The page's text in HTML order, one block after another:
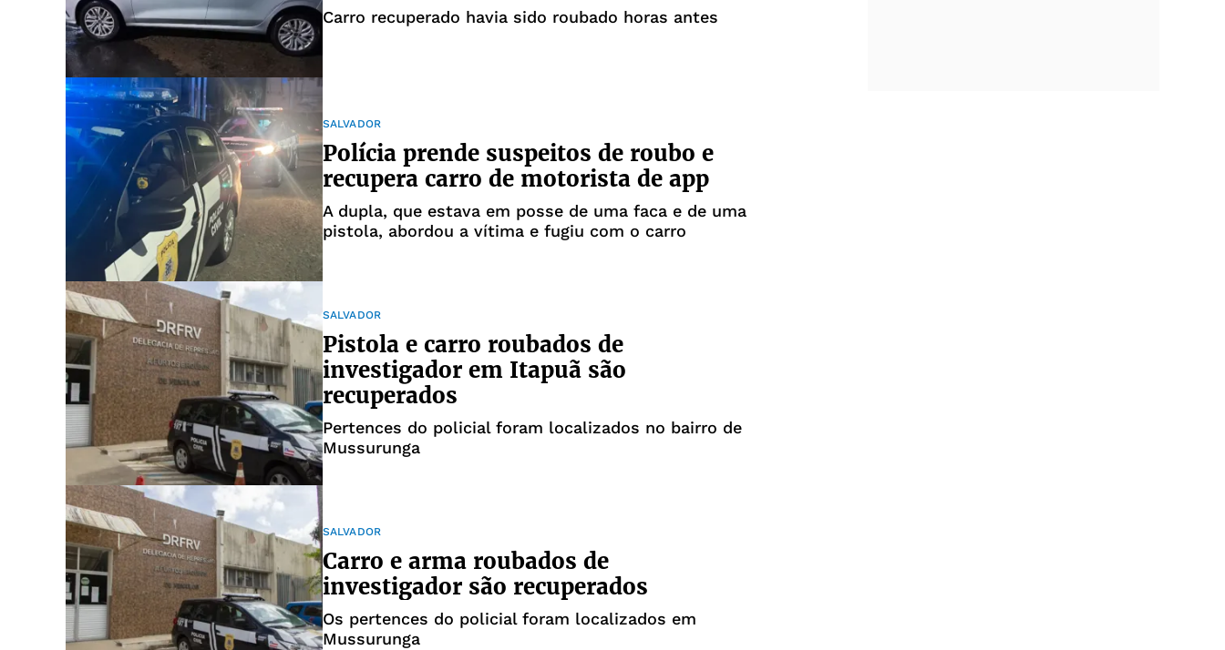
Carro recuperado havia sido roubado horas antes
SALVADOR
Polícia prende suspeitos de roubo e
recupera carro de motorista de app
A dupla, que estava em posse de uma faca e de uma
pistola, abordou a vítima e fugiu com o carro
SALVADOR
Pistola e carro roubados de
investigador em Itapuã são
recuperados
Pertences do policial foram localizados no bairro de
Mussurunga
SALVADOR
Carro e arma roubados de
investigador são recuperados
Os pertences do policial foram localizados em
Mussurunga